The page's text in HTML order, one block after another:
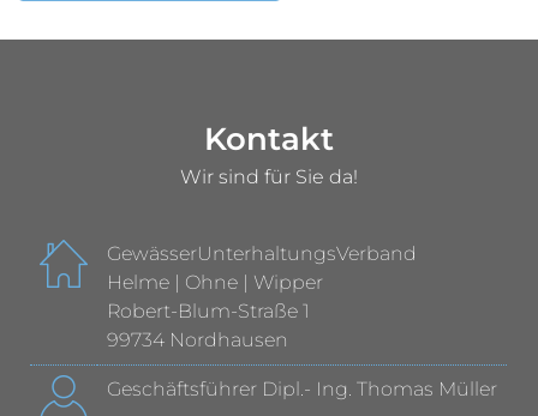
Kontakt
Wir sind für Sie da!
GewässerUnterhaltungsVerband
Helme | Ohne | Wipper
Robert-Blum-Straße 1
99734 Nordhausen
Geschäftsführer Dipl.- Ing. Thomas Müller